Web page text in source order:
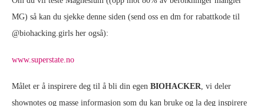
MG) så kan du sjekke denne siden (send oss en dm for rabattkode til
@biohacking.girls her også):
www.superstate.no
Målet er å inspirere deg til å bli din egen BIOHACKER, vi deler
shownotes og masse informasjon som du kan bruke og la deg inspirere